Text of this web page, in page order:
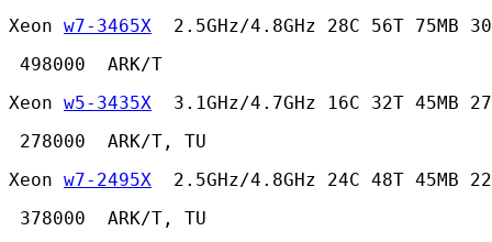
Xeon w7-3465X
2.5GHz/4.8GHz 28C 56T 75MB
498000  ARK/T
Xeon w5-3435X
3.1GHz/4.7GHz 16C 32T 45MB
278000  ARK/T, TU
Xeon w7-2495X
2.5GHz/4.8GHz 24C 48T 45MB
378000  ARK/T, TU